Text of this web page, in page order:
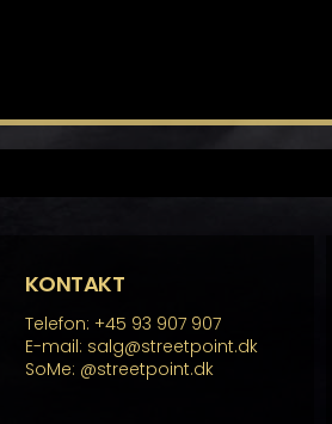
KONTAKT
Telefon: +45 93 907 907
E-mail: salg@streetpoint.dk
SoMe: @streetpoint.dk